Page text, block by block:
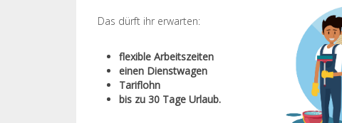
Das dürft ihr erwarten:
flexible Arbeitszeiten
einen Dienstwagen
Tariflohn
bis zu 30 Tage Urlaub.